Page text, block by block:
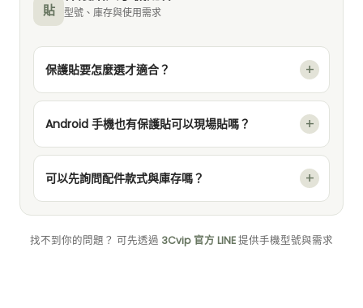
貼 型號、庫存與使用需求
保護貼要怎麼選才適合？
Android 手機也有保護貼可以現場貼嗎？
可以先詢問配件款式與庫存嗎？
找不到你的問題？ 可先透過 3Cvip 官方 LINE提供手機型號與需求